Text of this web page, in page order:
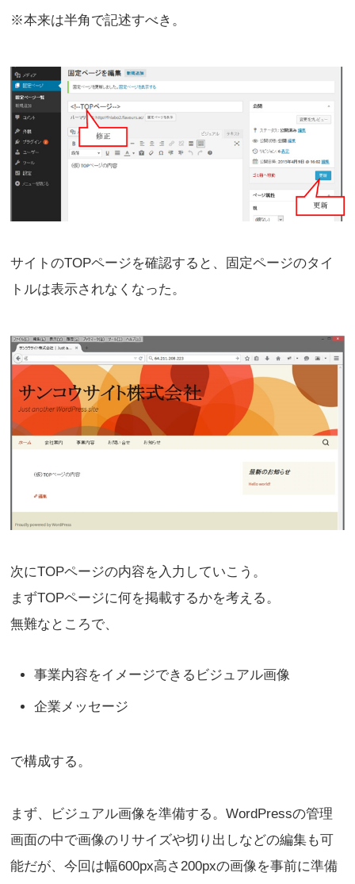
※本来は半角で記述すべき。
サイトのTOPページを確認すると、固定ページのタイ
トルは表示されなくなった。
次にTOPページの内容を入力していこう。
まずTOPページに何を掲載するかを考える。
無難なところで、
事業内容をイメージできるビジュアル画像
企業メッセージ
で構成する。
まず、ビジュアル画像を準備する。WordPressの管理
画面の中で画像のリサイズや切り出しなどの編集も可
能だが、今回は幅600px高さ200pxの画像を事前に準備